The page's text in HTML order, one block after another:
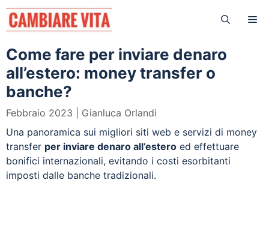
Vai
contenuto
Come fare per inviare denaro
all’estero: money transfer o
banche?
Febbraio 2023
Gianluca Orlandi
Una panoramica sui migliori siti web e servizi di money
transfer per inviare denaro all’estero ed effettuare
bonifici internazionali, evitando i costi esorbitanti
imposti dalle banche tradizionali.